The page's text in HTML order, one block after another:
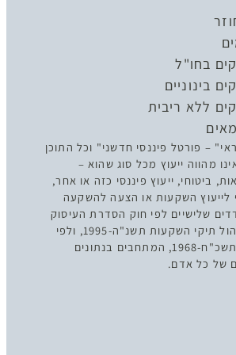
בחו"ל
בינוניים
ללא ריבית
– פורטל פיננסי חדשני" וכל התוכן
מהווה ייעוץ מכל סוג שהוא –
ביטוחי, ייעוץ פיננסי כזה או אחר,
השקעות או הצעה להשקעה
שלישיים לפי חוק הסדרת העיסוק
בייעוץ, שיווק וניהול תיקי השקעות תשנ"ה-1995, ולפי
חוק ניירות ערך תשכ"ח-1968, המתחבים בנתונים
של כל אדם.